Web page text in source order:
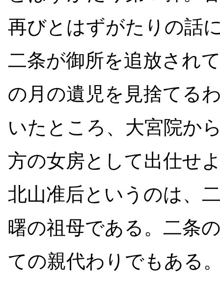
再びとはずがたりの話
二条が御所を追放され
の月の遺児を見捨てる
いたところ、大宮院か
方の女房として出仕せ
北山准后というのは、
曙の祖母である。二条
ての親代わりでもある